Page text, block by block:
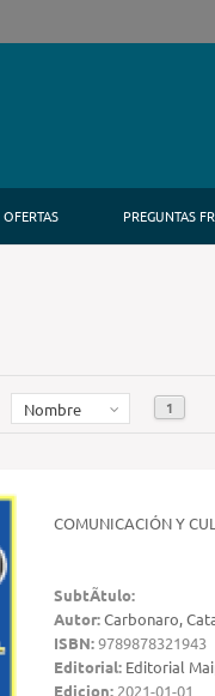
OFERTAS PREGUNTAS
Nombre 1
COMUNICACIÓN Y
SubtÃ­tulo:
Autor:Carbonaro,
ISBN:9789878321943
Editorial: Editorial
Edicion: 2021-01-01